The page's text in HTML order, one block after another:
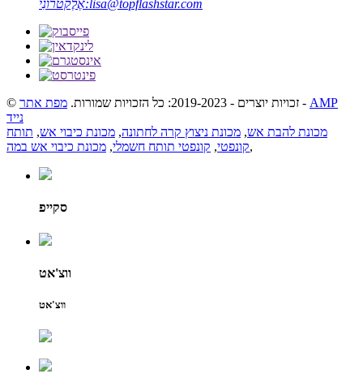
אֶלֶקטרוֹנִי:lisa@topflashstar.com
© זכויות יוצרים - 2019-2023: כל הזכויות שמורות. מפת אתר - AMP
נייד
מכונת להבת אש, מכונת ניצוץ קרה לחתונה, מכונת כיבוי אש, תותח
קונפטי, קונפטי תותח חשמלי, מכונת כיבוי אש במה ,
סקייפ
ווצ'אט
ווצ'אט